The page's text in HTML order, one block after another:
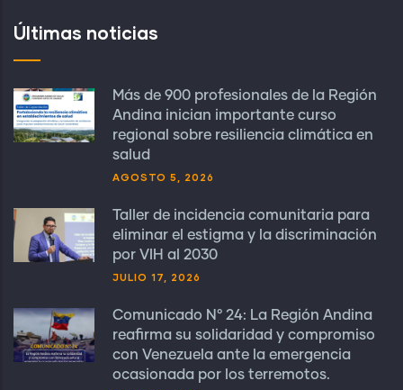
Últimas noticias
Más de 900 profesionales de la Región
Andina inician importante curso
regional sobre resiliencia climática en
salud
AGOSTO 5, 2026
Taller de incidencia comunitaria para
eliminar el estigma y la discriminación
por VIH al 2030
JULIO 17, 2026
Comunicado N° 24: La Región Andina
reafirma su solidaridad y compromiso
con Venezuela ante la emergencia
ocasionada por los terremotos.